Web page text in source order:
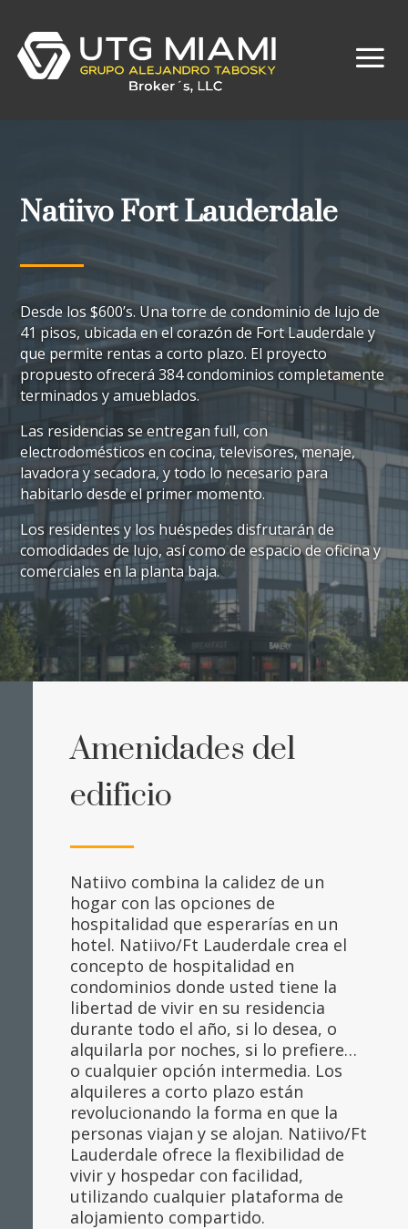
Natiivo Fort Lauderdale
Desde los $600’s.Una torre de condominio de lujo de
41pisos, ubicada en el corazón de Fort Lauderdale y
que permite rentas a corto plazo. El proyecto
propuesto ofrecerá 384 condominios completamente
terminados y amueblados.
Las residencias se entregan full, con
electrodomésticos en cocina, televisores, menaje,
lavadora y secadora, y todo lo necesario para
habitarlo desde el primer momento.
Los residentes y los huéspedes disfrutarán de
comodidades de lujo, así como de espacio de oficina y
comerciales en la planta baja.
Amenidades del
edificio
Natiivo combina la calidez de un
hogar con las opciones de
hospitalidad que esperarías en un
hotel. Natiivo/Ft Lauderdale crea el
concepto de hospitalidad en
condominios donde usted tiene la
libertad de vivir en su residencia
durante todo el año, si lo desea, o
alquilarla por noches, si lo prefiere…
o cualquier opción intermedia. Los
alquileres a corto plazo están
revolucionando la forma en que la
personas viajan y se alojan. Natiivo/Ft
Lauderdale ofrece la flexibilidad de
vivir y hospedar con facilidad,
utilizando cualquier plataforma de
alojamiento compartido.